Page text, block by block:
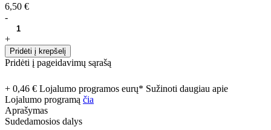
6,50 €
-
+
Pridėti į krepšelį
Pridėti į pageidavimų sąrašą
+ 0,46 € Lojalumo programos eurų* Sužinoti daugiau apie
Lojalumo programą čia
Aprašymas
Sudedamosios dalys